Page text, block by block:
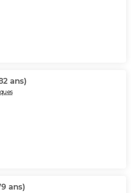
ans)
ans)